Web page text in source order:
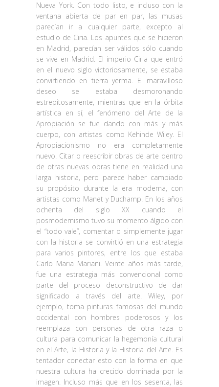
Nueva York. Con todo listo, e incluso con la
ventana abierta de par en par, las musas
parecían ir a cualquier parte, excepto al
estudio de Ciria. Los apuntes que se hicieron
en Madrid, parecían ser válidos sólo cuando
se vive en Madrid. El imperio Ciria que entró
en el nuevo siglo victoriosamente, se estaba
convirtiendo en tierra yerma. El maravilloso
deseo se estaba desmoronando
estrepitosamente, mientras que en la órbita
artística en sí, el fenómeno del Arte de la
Apropiación se fue dando con más y más
cuerpo, con artistas como Kehinde Wiley. El
Apropiacionismo no era completamente
nuevo. Citar o reescribir obras de arte dentro
de otras nuevas obras tiene en realidad una
larga historia, pero parece haber cambiado
su propósito durante la era moderna, con
artistas como Manet y Duchamp. En los años
ochenta del siglo XX cuando el
posmodernismo tuvo su momento álgido con
el “todo vale”, comentar o simplemente jugar
con la historia se convirtió en una estrategia
para varios pintores, entre los que estaba
Carlo Maria Mariani. Veinte años más tarde,
fue una estrategia más convencional como
parte del proceso deconstructivo de dar
significado a través del arte. Wiley, por
ejemplo, toma pinturas famosas del mundo
occidental con hombres poderosos y los
reemplaza con personas de otra raza o
cultura para comunicar la hegemonía cultural
en el Arte, la Historia y la Historia del Arte. Es
tentador conectar esto con la forma en que
nuestra cultura ha crecido dominada por la
imagen. Incluso más que en los sesenta, las